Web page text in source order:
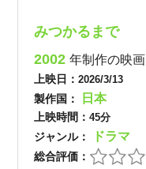
みつかるまで
2002年制作の映画
上映日：2026/3/13
製作国： 日本
上映時間：45分
ジャンル： ドラマ
総合評価：